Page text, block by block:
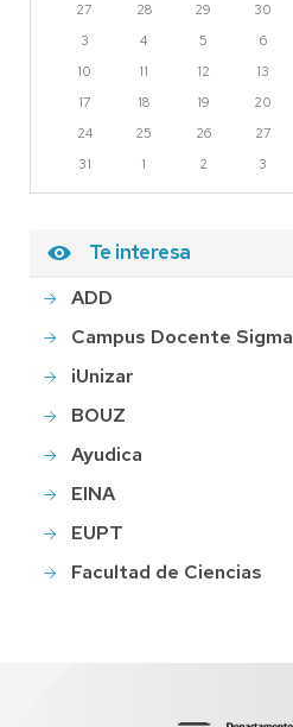
27
28 29 30
3
4 5 6
10
11 12 13
17
18 19 20
24
25 26 27
31
1 2 3
Te interesa
ADD
Campus Docente Sigma
iUnizar
BOUZ
Ayudica
EINA
EUPT
Facultad de Ciencias